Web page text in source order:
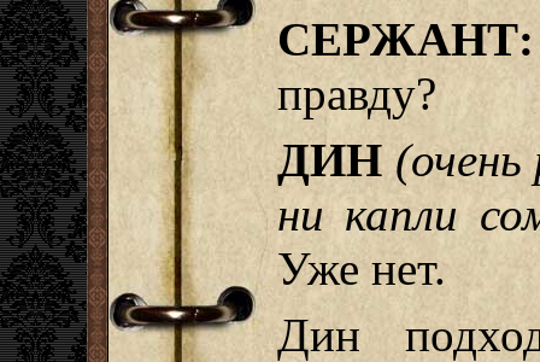
СЕРЖАНТ:
правду?
ДИН (очень
ни капли
Уже нет.
Дин